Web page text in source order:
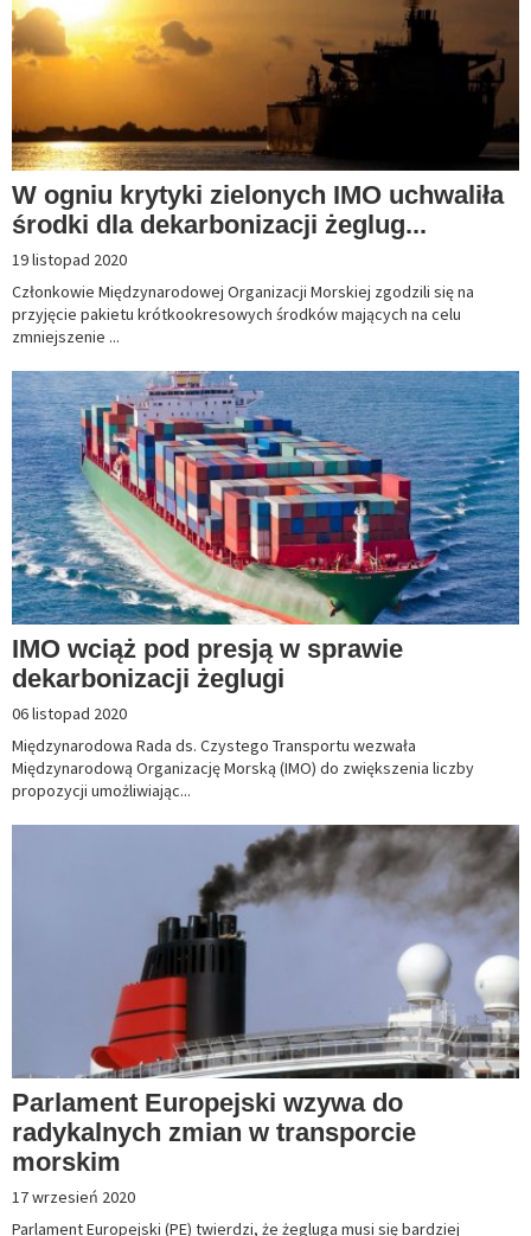
W ogniu krytyki zielonych IMO uchwaliła
środki dla dekarbonizacji żeglug...
19 listopad 2020
Członkowie Międzynarodowej Organizacji Morskiej zgodzili się na
przyjęcie pakietu krótkookresowych środków mających na celu
zmniejszenie ...
IMO wciąż pod presją w sprawie
dekarbonizacji żeglugi
06 listopad 2020
Międzynarodowa Rada ds. Czystego Transportu wezwała
Międzynarodową Organizację Morską (IMO) do zwiększenia liczby
propozycji umożliwiając...
Parlament Europejski wzywa do
radykalnych zmian w transporcie
morskim
17 wrzesień 2020
Parlament Europejski (PE) twierdzi, że żegluga musi się bardziej